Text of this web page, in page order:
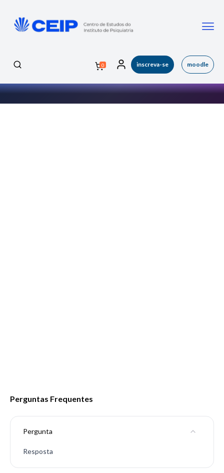
0 inscreva-se moodle
Perguntas Frequentes
Pergunta
Resposta